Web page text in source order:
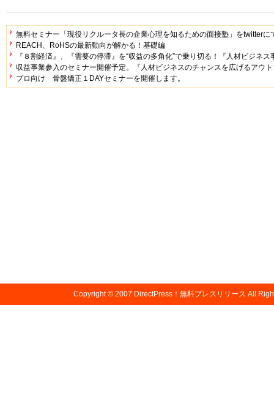
無料セミナー「現役リクルータ長の企業心理を知るための面接塾」をtwitterに
REACH、RoHSの最新動向が解かる！基礎編
『８割経済』、『需要の停滞』を“収益の多角化”で乗り切る！『人材ビジネ
収益事業参入のセミナー開催予定。『人材ビジネスのチャンスを広げるアウ
プロ向け 骨盤矯正１DAYセミナーを開催します。
Copyright © 2007 DirectPress！無料プレスリリース All